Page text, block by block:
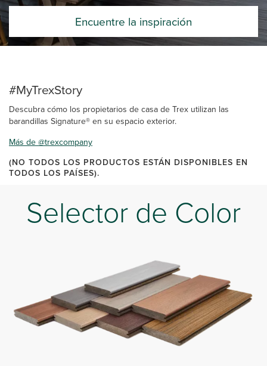
Encuentre la inspiración
#MyTrexStory
Descubra cómo los propietarios de casa de Trex utilizan las
barandillas Signature® en su espacio exterior.
Más de @trexcompany
(NO TODOS LOS PRODUCTOS ESTÁN DISPONIBLES EN
TODOS LOS PAÍSES).
Selector de Color